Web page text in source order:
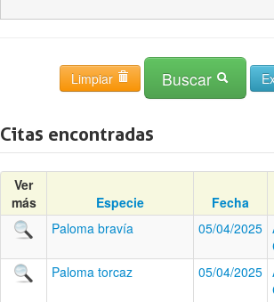
Limpiar Buscar
Citas encontradas
Ver
más
Especie Fecha
Paloma bravía
05/04/2025
Paloma torcaz
05/04/2025